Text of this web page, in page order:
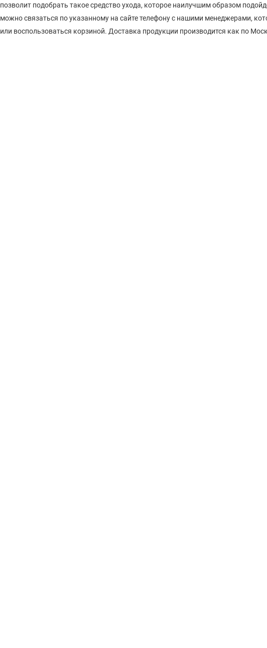
позволит подобрать такое средство ухода, которое наилучшим образом
можно связаться по указанному на сайте телефону с нашими менеджерами,
или воспользоваться корзиной. Доставка продукции производится как по